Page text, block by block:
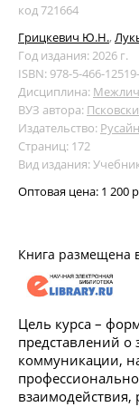
код 721664
Грицкевич Ю.Н.,
Год издания: 2026 г.
ISBN: 978-5-466-
Дисциплина:
ВУЗ автора:
Издательство:
Страниц: 172
Вид издания:
Оптовая цена: 1 200
Книга размещена
Цель курса –
представлений о
коммуникации,